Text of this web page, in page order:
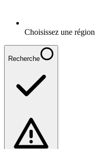
Choisissez une région
Recherche